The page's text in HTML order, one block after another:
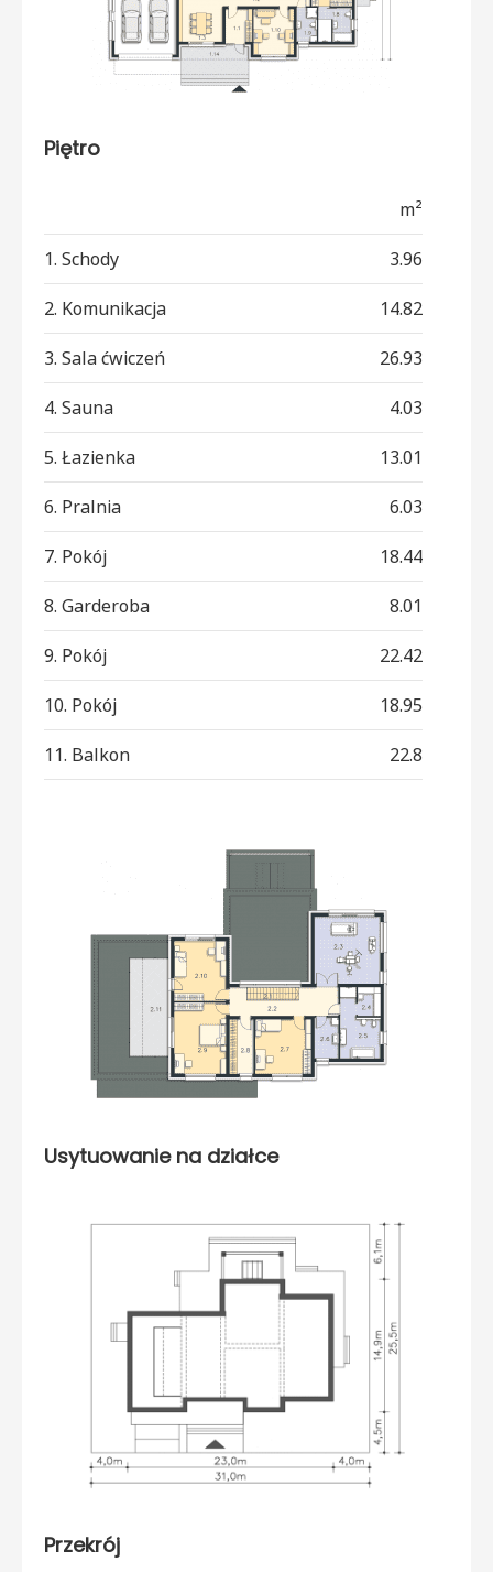
Piętro
m²
1. Schody 3.96
2. Komunikacja 14.82
3. Sala ćwiczeń 26.93
4. Sauna 4.03
5. Łazienka 13.01
6. Pralnia 6.03
7. Pokój 18.44
8. Garderoba 8.01
9. Pokój 22.42
10. Pokój 18.95
11. Balkon 22.8
Usytuowanie na działce
Przekrój